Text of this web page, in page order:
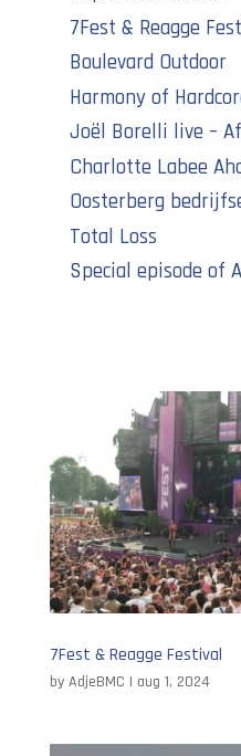
7Fest & Reagge
Boulevard Outdoor
Harmony of
Joël Borelli live –
Charlotte Labee
Oosterberg
Total Loss
Special episode of
7Fest & Reagge Festival
by AdjeBMC | aug 1, 2024